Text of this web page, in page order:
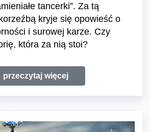
tancerki”. Za tą
kryje się opowieść o
i surowej karze. Czy
która za nią stoi?
przeczytaj więcej